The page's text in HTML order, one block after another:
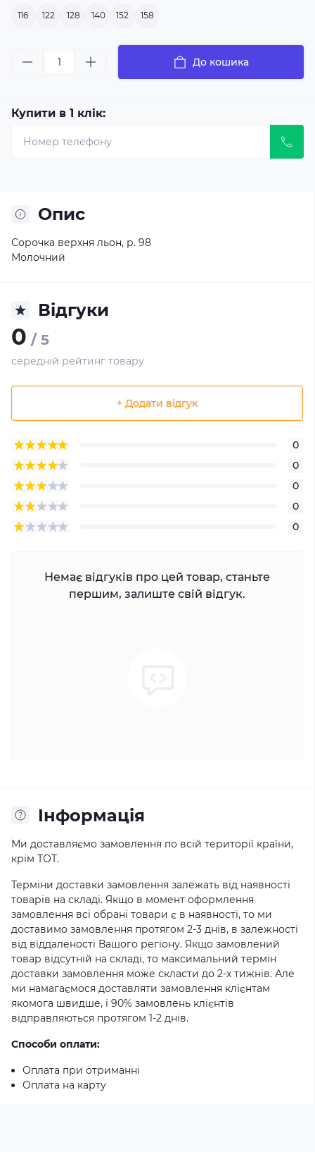
116 122 128 140 152 158
До кошика
Купити в 1 клік:
Опис
Сорочка верхня льон, р. 98
Молочний
Відгуки
0 / 5
середній рейтинг товару
+ Додати відгук
0
0
0
0
0
Немає відгуків про цей товар, станьте
першим, залиште свій відгук.
Iнформація
Ми доставляємо замовлення по всій території країни,
крім ТОТ.
Терміни доставки замовлення залежать від наявності
товарів на складі. Якщо в момент оформлення
замовлення всі обрані товари є в наявності, то ми
доставимо замовлення протягом 2-3 днів, в залежності
від віддаленості Вашого регіону. Якщо замовлений
товар відсутній на складі, то максимальний термін
доставки замовлення може скласти до 2-х тижнів. Але
ми намагаємося доставляти замовлення клієнтам
якомога швидше, і 90% замовлень клієнтів
відправляються протягом 1-2 днів.
Способи оплати:
Оплата при отриманні
Оплата на карту